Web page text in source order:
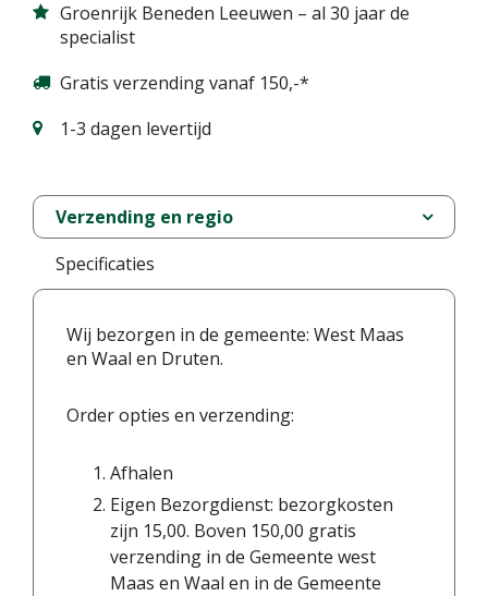
Groenrijk Beneden Leeuwen – al 30 jaar de
specialist
Gratis verzending vanaf 150,-*
1-3 dagen levertijd
Verzending en regio
Specificaties
Wij bezorgen in de gemeente: West Maas
en Waal en Druten.
Order opties en verzending:
Afhalen
Eigen Bezorgdienst: bezorgkosten
zijn 15,00. Boven 150,00 gratis
verzending in de Gemeente west
Maas en Waal en in de Gemeente